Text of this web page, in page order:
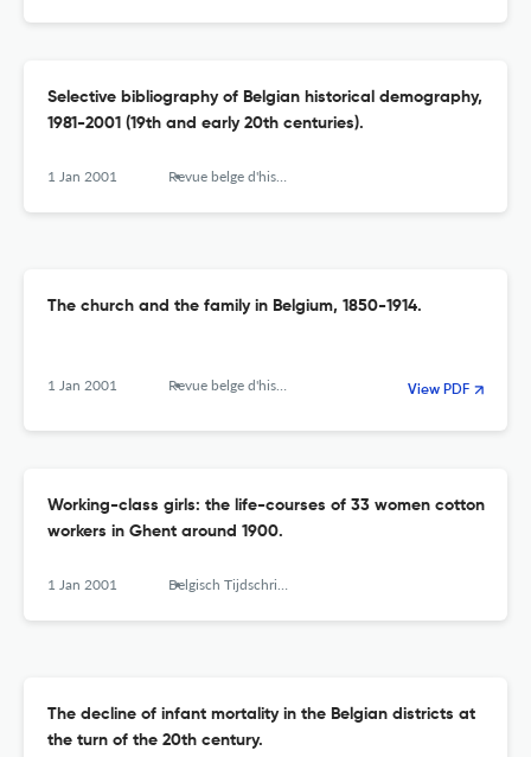
Selective bibliography of Belgian historical demography,
1981-2001 (19th and early 20th centuries).
1 Jan 2001 Revue belge d'histoire contemporaine. Belgisch tijdschrift voor nieuwste geschiedenis
The church and the family in Belgium, 1850-1914.
1 Jan 2001 Revue belge d'histoire contemporaine. Belgisch tijdschrift voor nieuwste geschiedenis View PDF
Working-class girls: the life-courses of 33 women cotton
workers in Ghent around 1900.
1 Jan 2001 Belgisch Tijdschrift Voor Nieuwste Geschiedenis-revue Belge D Histoire Contemporaine
The decline of infant mortality in the Belgian districts at
the turn of the 20th century.